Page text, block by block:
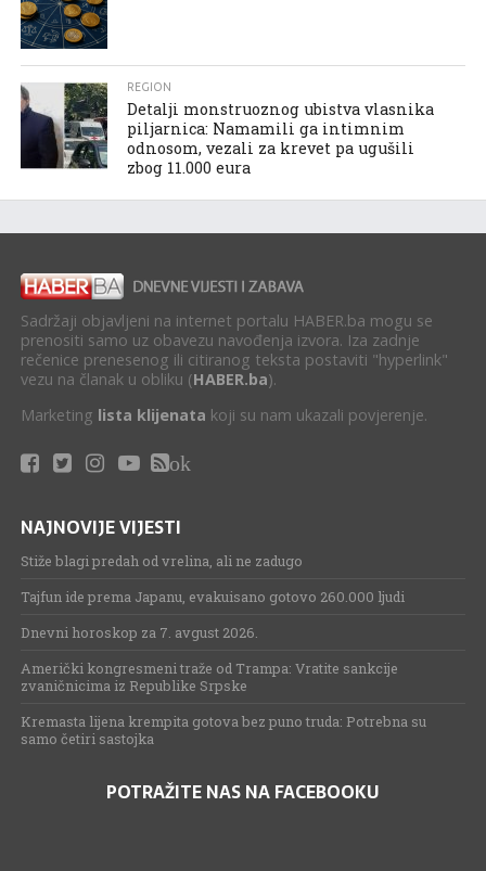
REGION
Detalji monstruoznog ubistva vlasnika
piljarnica: Namamili ga intimnim
odnosom, vezali za krevet pa ugušili
zbog 11.000 eura
Sadržaji objavljeni na internet portalu HABER.ba mogu se
prenositi samo uz obavezu navođenja izvora. Iza zadnje
rečenice prenesenog ili citiranog teksta postaviti "hyperlink"
vezu na članak u obliku (HABER.ba).
Marketing lista klijenata koji su nam ukazali povjerenje.
ok
NAJNOVIJE VIJESTI
Stiže blagi predah od vrelina, ali ne zadugo
Tajfun ide prema Japanu, evakuisano gotovo 260.000 ljudi
Dnevni horoskop za 7. avgust 2026.
Američki kongresmeni traže od Trampa: Vratite sankcije
zvaničnicima iz Republike Srpske
Kremasta lijena krempita gotova bez puno truda: Potrebna su
samo četiri sastojka
POTRAŽITE NAS NA FACEBOOKU